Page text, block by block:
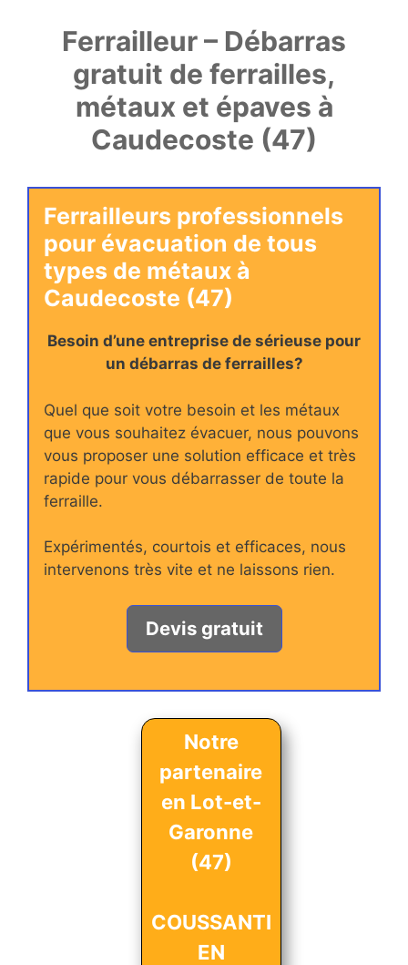
Ferrailleur – Débarras
gratuit de ferrailles,
métaux et épaves à
Caudecoste (47)
Ferrailleurs professionnels
pour évacuation de tous
types de métaux à
Caudecoste (47)
Besoin d’une entreprise de sérieuse pour
un débarras de ferrailles?
Quel que soit votre besoin et les métaux
que vous souhaitez évacuer, nous pouvons
vous proposer une solution efficace et très
rapide pour vous débarrasser de toute la
ferraille.
Expérimentés, courtois et efficaces, nous
intervenons très vite et ne laissons rien.
Devis gratuit
Notre
partenaire
en Lot-et-
Garonne
(47)
COUSSANTI
EN